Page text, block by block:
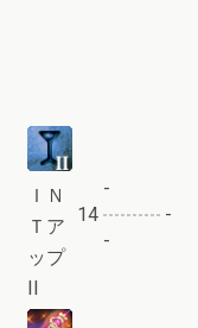
ＩＮ
Ｔア
ップ
14
-
-
-